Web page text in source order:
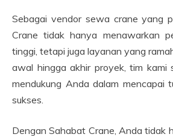
Sebagai vendor sewa crane yang
Crane tidak hanya menawarkan
tinggi, tetapi juga layanan yang
awal hingga akhir proyek, tim kami
mendukung Anda dalam mencapai
sukses.
Dengan Sahabat Crane, Anda tidak